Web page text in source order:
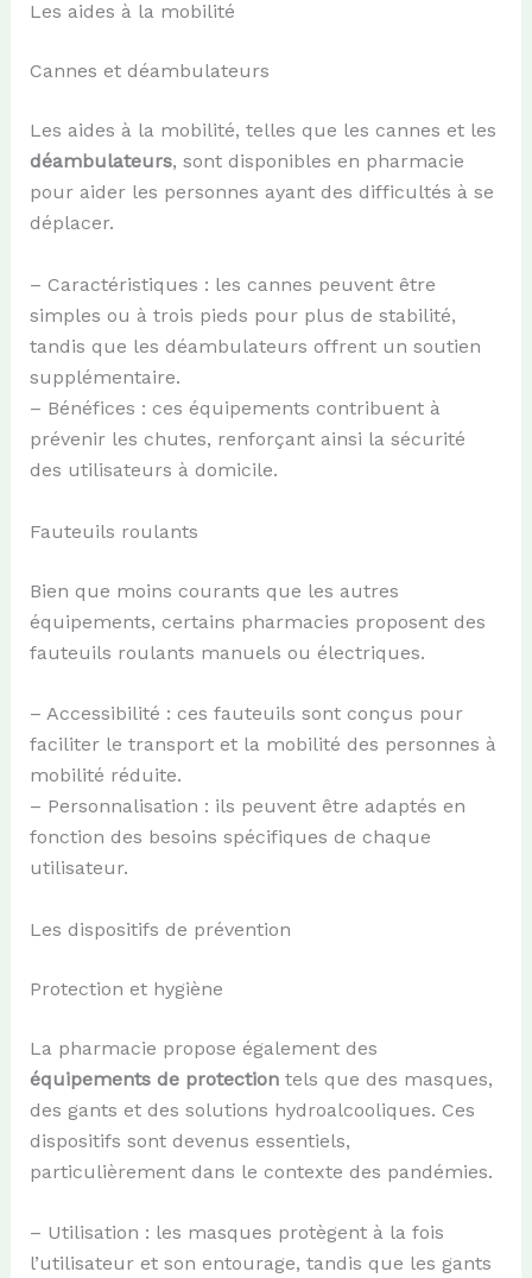
Les aides à la mobilité
Cannes et déambulateurs
Les aides à la mobilité, telles que les cannes et les
déambulateurs, sont disponibles en pharmacie
pour aider les personnes ayant des difficultés à se
déplacer.
– Caractéristiques : les cannes peuvent être
simples ou à trois pieds pour plus de stabilité,
tandis que les déambulateurs offrent un soutien
supplémentaire.
– Bénéfices : ces équipements contribuent à
prévenir les chutes, renforçant ainsi la sécurité
des utilisateurs à domicile.
Fauteuils roulants
Bien que moins courants que les autres
équipements, certains pharmacies proposent des
fauteuils roulants manuels ou électriques.
– Accessibilité : ces fauteuils sont conçus pour
faciliter le transport et la mobilité des personnes à
mobilité réduite.
– Personnalisation : ils peuvent être adaptés en
fonction des besoins spécifiques de chaque
utilisateur.
Les dispositifs de prévention
Protection et hygiène
La pharmacie propose également des
équipements de protectiontels que des masques,
des gants et des solutions hydroalcooliques. Ces
dispositifs sont devenus essentiels,
particulièrement dans le contexte des pandémies.
– Utilisation : les masques protègent à la fois
l’utilisateur et son entourage, tandis que les gants